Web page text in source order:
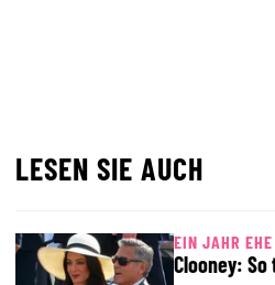
LESEN SIE AUCH
EIN JAHR EHE
Clooney: